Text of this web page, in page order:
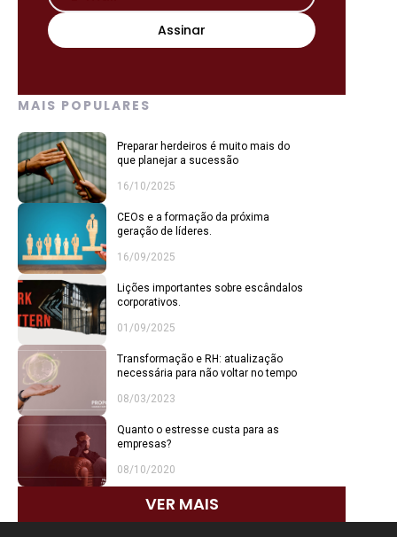
MAIS POPULARES
Preparar herdeiros é muito mais do
que planejar a sucessão
16/10/2025
CEOs e a formação da próxima
geração de líderes.
16/09/2025
Lições importantes sobre escândalos
corporativos.
01/09/2025
Transformação e RH: atualização
necessária para não voltar no tempo
08/03/2023
Quanto o estresse custa para as
empresas?
08/10/2020
VER MAIS